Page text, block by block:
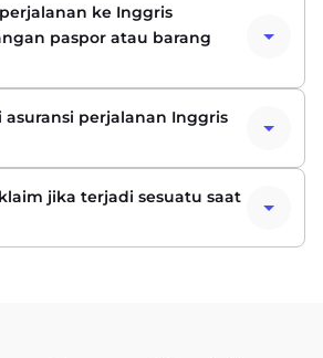
ke Inggris
paspor atau barang
perjalanan Inggris
jika terjadi sesuatu saat